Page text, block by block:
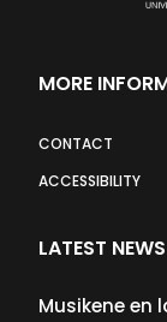
MORE
CONTACT
ACCESSIBILITY
LATEST NEWS
Musikene en